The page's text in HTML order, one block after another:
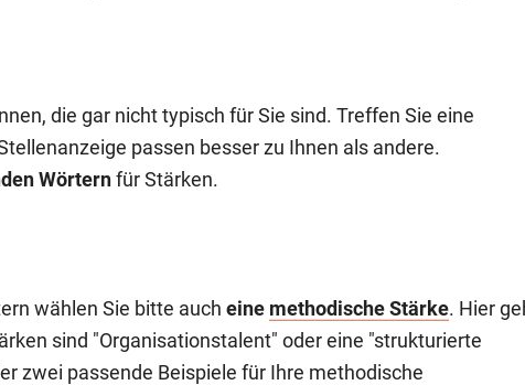
die gar nicht typisch für Sie sind. Treffen Sie eine
passen besser zu Ihnen als andere.
Wörtern für Stärken.
wählen Sie bitte auch eine methodische Stärke. Hier
sind "Organisationstalent" oder eine "strukturierte
zwei passende Beispiele für Ihre methodische